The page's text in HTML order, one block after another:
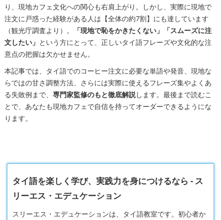
り、現地カフェ文化への関心も右肩上がり。しかし、実際に現地で
注文に戸惑った経験がある人は【全体の約7割】にも達しています
（観光庁調査より）。
「現地で恥をかきたくない」「スムーズに注
文したい」 という方にとって、正しいタイ語フレーズや文化的な注
意点の把握は欠かせません。
本記事では、タイ語でのコーヒー注文に必要な単語や発音、現地な
らではの甘さ調整方法、さらには実際に使えるフレーズ集やよくあ
る失敗例まで、 専門家監修のもと徹底解説します。最後まで読むこ
とで、あなたも現地カフェで自信を持ってオーダーできるようにな
ります。
タイ語を楽しく学び、実践力を身につけるなら - ス
リーエス・エデュケーション
スリーエス・エデュケーションは、タイ語教室です。初心者か